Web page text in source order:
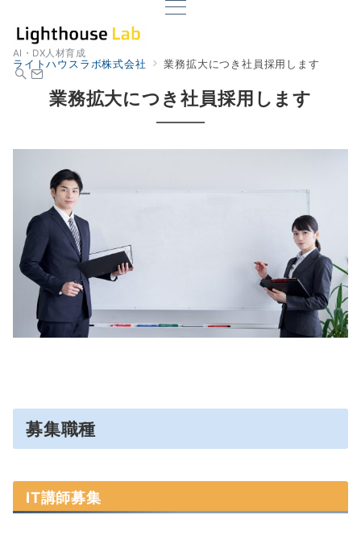
AI・DX人材育成
ライトハウスラボ株式会社 業務拡大につき社員採用します
業務拡大につき社員採用します
募集職種
IT講師募集